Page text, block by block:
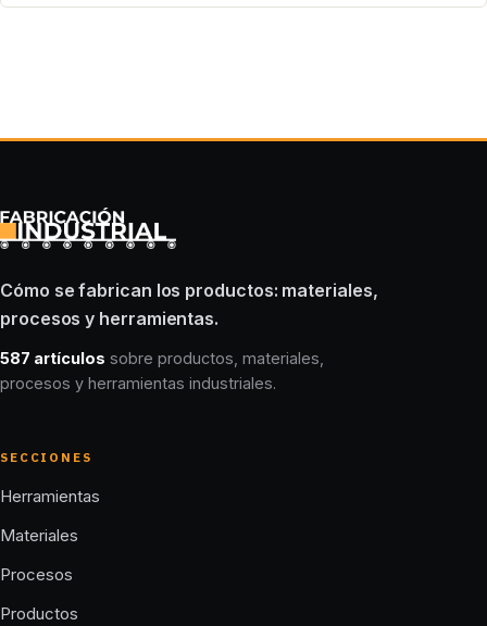
Cómo se fabrican los productos: materiales,
procesos y herramientas.
587 artículos sobre productos, materiales,
procesos y herramientas industriales.
SECCIONES
Herramientas
Materiales
Procesos
Productos